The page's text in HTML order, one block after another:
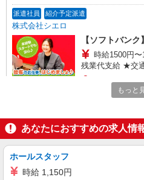
派遣社員 紹介予定派遣
株式会社シエロ
【ソフトバン
時給1500円
残業代支給 ★交通
+゜・。○。・゜
万円支給(規定有) お友達を紹介頂くと, インセンテ
ィブ支給(規定有) ★月2回払い・週払い可能（規程
兵庫県西宮
派遣社員 紹介予定派遣
株式会社シエロ
【softbank】
もっと
あなたにおすすめの求人情
ホールスタッフ
時給 1,150円